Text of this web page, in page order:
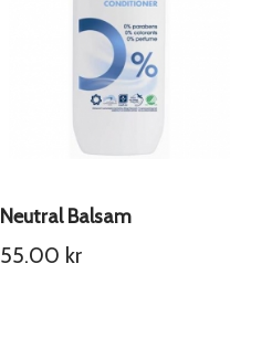
Neutral Balsam
55.00 kr